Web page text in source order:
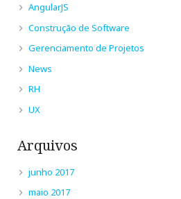
AngularJS
Construção de Software
Gerenciamento de Projetos
News
RH
UX
Arquivos
junho 2017
maio 2017